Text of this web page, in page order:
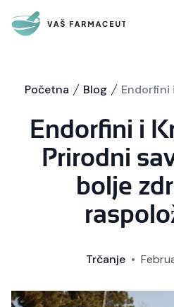
Početna Blog Endorfini
Endorfini i
Prirodni
bolje
Trčanje •